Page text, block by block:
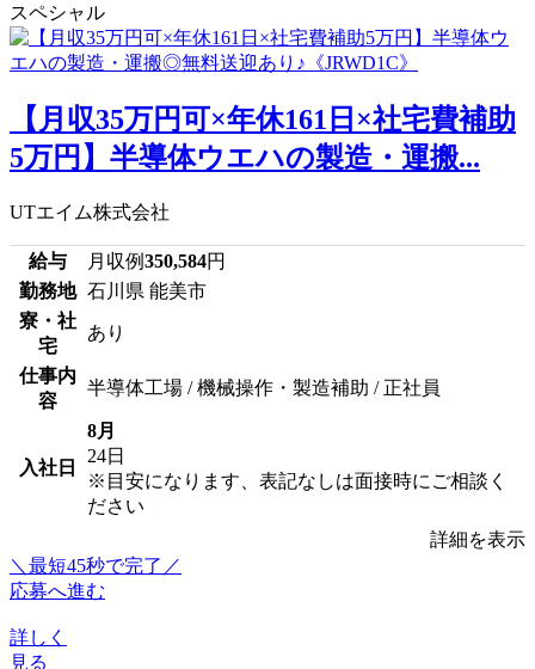
スペシャル
【月収35万円可×年休161日×社宅費補助
5万円】半導体ウエハの製造・運搬...
UTエイム株式会社
給与 月収例350,584円
勤務地 石川県 能美市
寮・社
宅
あり
仕事内
容
半導体工場 / 機械操作・製造補助 / 正社員
入社日
8月
24日
※目安になります、表記なしは面接時にご相談く
ださい
詳細を表示
＼最短45秒で完了／
応募へ進む
詳しく
見る